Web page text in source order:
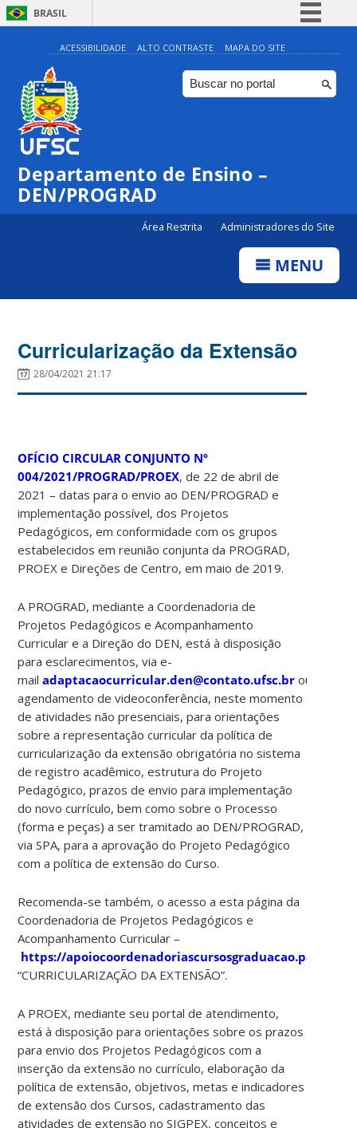
BRASIL
Simplifique!
Comunica BR
Participe
Canais
ACESSIBILIDADE ALTO CONTRASTE MAPA DO SITE
Departamento de Ensino –
DEN/PROGRAD
Área Restrita Administradores do Site
MENU
Curricularização da Extensão
28/04/2021 21:17
OFÍCIO CIRCULAR CONJUNTO Nº
004/2021/PROGRAD/PROEX, de 22 de abril de
2021 – datas para o envio ao DEN/PROGRAD e
implementação possível, dos Projetos
Pedagógicos, em conformidade com os grupos
estabelecidos em reunião conjunta da PROGRAD,
PROEX e Direções de Centro, em maio de 2019.
A PROGRAD, mediante a Coordenadoria de
Projetos Pedagógicos e Acompanhamento
Curricular e a Direção do DEN, está à disposição
para esclarecimentos, via e-
mailadaptacaocurricular.den@contato.ufsc.br ou
agendamento de videoconferência, neste momento
de atividades não presenciais, para orientações
sobre a representação curricular da política de
curricularização da extensão obrigatória no sistema
de registro acadêmico, estrutura do Projeto
Pedagógico, prazos de envio para implementação
do novo currículo, bem como sobre o Processo
(forma e peças) a ser tramitado ao DEN/PROGRAD,
via SPA, para a aprovação do Projeto Pedagógico
com a política de extensão do Curso.
Recomenda-se também, o acesso a esta página da
Coordenadoria de Projetos Pedagógicos e
Acompanhamento Curricular –
https://
“CURRICULARIZAÇÃO DA EXTENSÃO”.
A PROEX, mediante seu portal de atendimento,
está à disposição para orientações sobre os prazos
para envio dos Projetos Pedagógicos com a
inserção da extensão no currículo, elaboração da
política de extensão, objetivos, metas e indicadores
de extensão dos Cursos, cadastramento das
atividades de extensão no SIGPEX, conceitos e